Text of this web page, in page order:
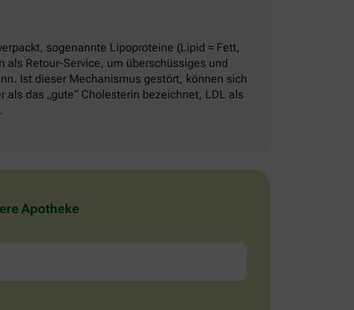
sogenannte Lipoproteine (Lipid = Fett,
Retour-Service, um überschüssiges und
Ist dieser Mechanismus gestört, können sich
das „gute“ Cholesterin bezeichnet, LDL als
Apotheke